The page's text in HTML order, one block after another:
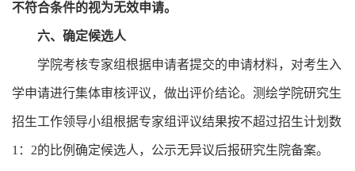
不符合条件的视为无效申请。
六、确定候选人
学院考核专家组根据申请者提交的申请材料，对考生入
学申请进行集体审核评议，做出评价结论。测绘学院研究生
招生工作领导小组根据专家组评议结果按不超过招生计划数
1 ： 2的比例确定候选人，公示无异议后报研究生院备案。